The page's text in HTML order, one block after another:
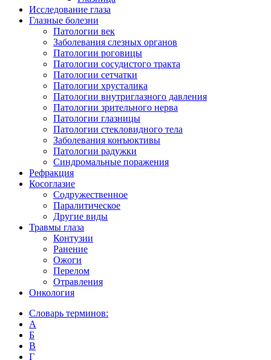
Исследование глаза
Глазные болезни
Патологии век
Заболевания слезных органов
Патологии роговицы
Патологии сосудистого тракта
Патологии сетчатки
Патологии хрусталика
Патологии внутриглазного давления
Патологии зрительного нерва
Патологии глазницы
Патологии стекловидного тела
Заболевания конъюктивы
Патологии радужки
Синдромальные поражения
Рефракция
Косоглазие
Содружественное
Паралитическое
Другие виды
Травмы глаза
Контузии
Ранениe
Ожоги
Перелом
Отравления
Онкология
Словарь терминов:
А
Б
В
Г